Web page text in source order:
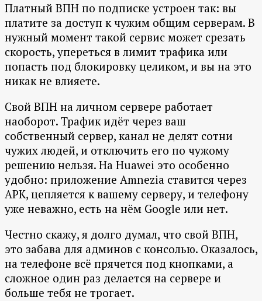
Платный ВПН по подписке устроен так: вы
платите за доступ к чужим общим серверам. В
нужный момент такой сервис может срезать
скорость, упереться в лимит трафика или
попасть под блокировку целиком, и вы на это
никак не влияете.
Свой ВПН на личном сервере работает
наоборот. Трафик идёт через ваш
собственный сервер, канал не делят сотни
чужих людей, и отключить его по чужому
решению нельзя. На Huawei это особенно
удобно: приложение Amnezia ставится через
APK, цепляется к вашему серверу, и телефону
уже неважно, есть на нём Google или нет.
Честно скажу, я долго думал, что свой ВПН,
это забава для админов с консолью. Оказалось,
на телефоне всё прячется под кнопками, а
сложное один раз делается на сервере и
больше тебя не трогает.